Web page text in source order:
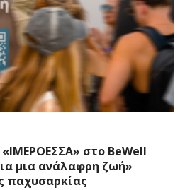
στο BeWell
μια ανάλαφρη ζωή»
παχυσαρκίας